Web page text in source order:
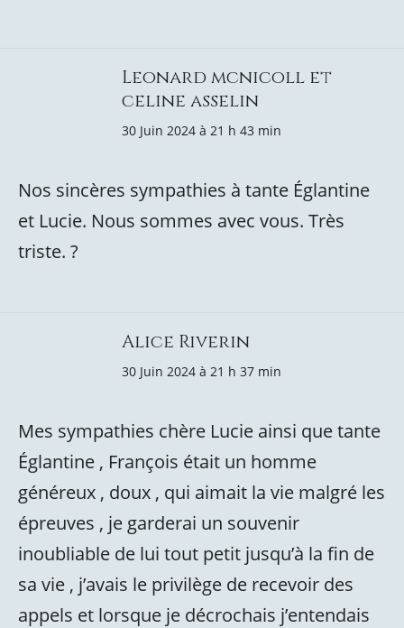
Leonard mcnicoll et
celine asselin
30 Juin 2024 à 21 h 43 min
Nos sincères sympathies à tante Églantine
et Lucie. Nous sommes avec vous. Très
triste. ?
Alice Riverin
30 Juin 2024 à 21 h 37 min
Mes sympathies chère Lucie ainsi que tante
Églantine , François était un homme
généreux , doux , qui aimait la vie malgré les
épreuves , je garderai un souvenir
inoubliable de lui tout petit jusqu’à la fin de
sa vie , j’avais le privilège de recevoir des
appels et lorsque je décrochais j’entendais